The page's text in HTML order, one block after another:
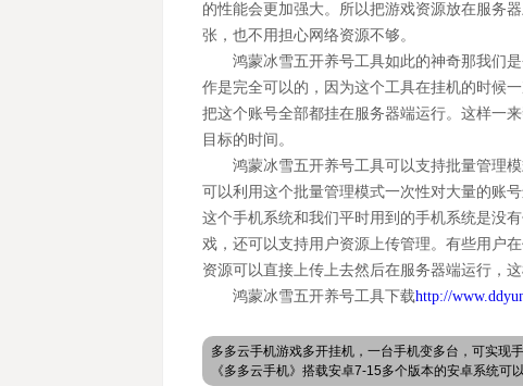
的性能会更加强大。所以把游戏资源放在服务
张，也不用担心网络资源不够。
鸿蒙冰雪五开养号工具如此的神奇那我们
作是完全可以的，因为这个工具在挂机的时候
把这个账号全部都挂在服务器端运行。这样一
目标的时间。
鸿蒙冰雪五开养号工具可以支持批量管理
可以利用这个批量管理模式一次性对大量的账
这个手机系统和我们平时用到的手机系统是没
戏，还可以支持用户资源上传管理。有些用户
资源可以直接上传上去然后在服务器端运行，
鸿蒙冰雪五开养号工具下载http://
多多云手机游戏多开挂机，一台手机变多台，可实现
《多多云手机》搭载安卓7-15多个版本的安卓系统可